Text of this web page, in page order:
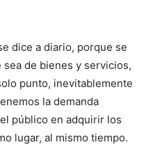
dice a diario, porque se
de bienes y servicios,
punto, inevitablemente
la demanda
público en adquirir los
lugar, al mismo tiempo.